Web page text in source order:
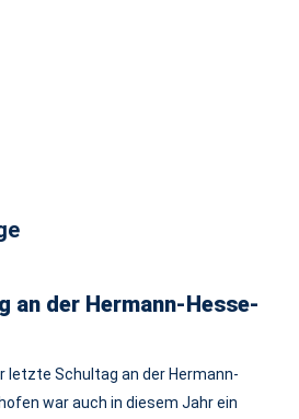
an der Hermann-Hesse-
letzte Schultag an der Hermann-
war auch in diesem Jahr ein